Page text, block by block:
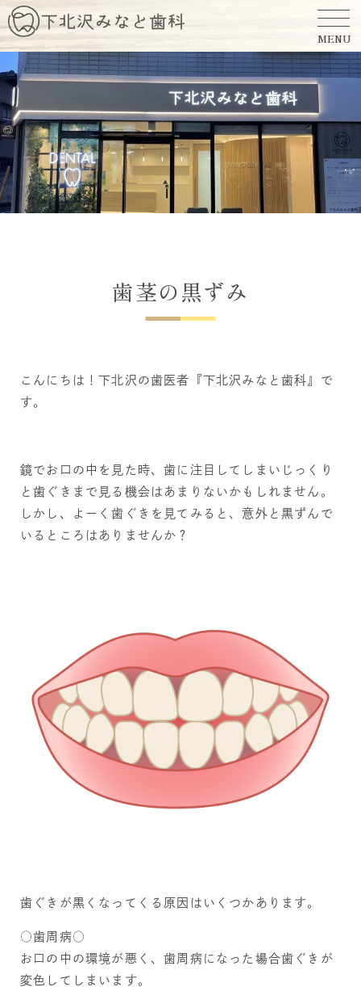
MENU
歯茎の黒ずみ
こんにちは！下北沢の歯医者『下北沢みなと歯科』で
す。
鏡でお口の中を見た時、歯に注目してしまいじっくり
と歯ぐきまで見る機会はあまりないかもしれません。
しかし、よーく歯ぐきを見てみると、意外と黒ずんで
いるところはありませんか？
歯ぐきが黒くなってくる原因はいくつかあります。
○歯周病○
お口の中の環境が悪く、歯周病になった場合歯ぐきが
変色してしまいます。